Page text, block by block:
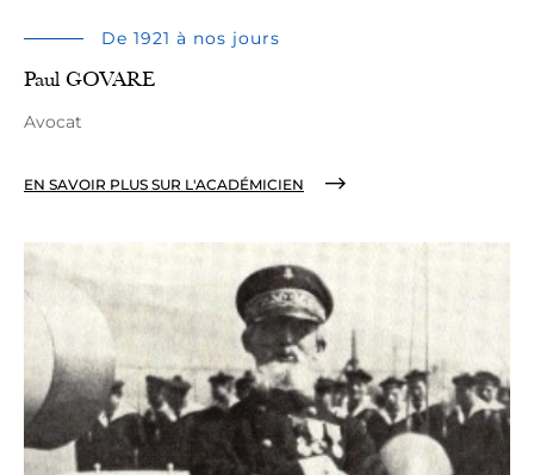
De 1921 à nos jours
Paul GOVARE
Avocat
EN SAVOIR PLUS SUR L'ACADÉMICIEN